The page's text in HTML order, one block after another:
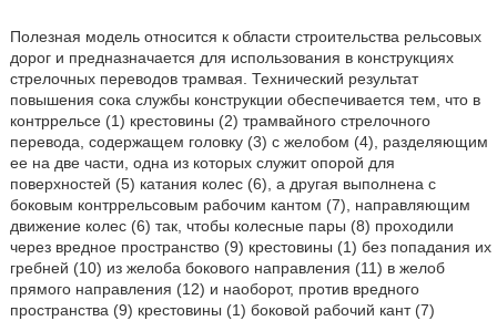
Полезная модель относится к области строительства рельсовых
дорог и предназначается для использования в конструкциях
стрелочных переводов трамвая. Технический результат
повышения сока службы конструкции обеспечивается тем, что в
контррельсе (1) крестовины (2) трамвайного стрелочного
перевода, содержащем головку (3) с желобом (4), разделяющим
ее на две части, одна из которых служит опорой для
поверхностей (5) катания колес (6), а другая выполнена с
боковым контррельсовым рабочим кантом (7), направляющим
движение колес (6) так, чтобы колесные пары (8) проходили
через вредное пространство (9) крестовины (1) без попадания их
гребней (10) из желоба бокового направления (11) в желоб
прямого направления (12) и наоборот, против вредного
пространства (9) крестовины (1) боковой рабочий кант (7)